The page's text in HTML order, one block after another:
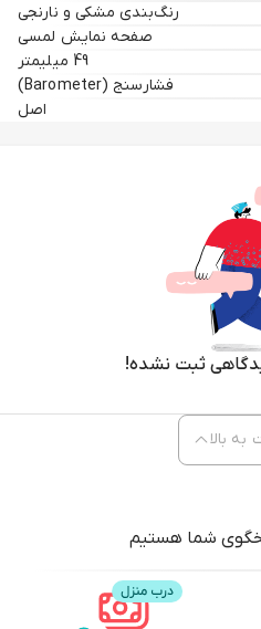
رنگ‌بندی مشکی و نارنجی
صفحه نمایش لمسی
49 میلیمتر
فشارسنج (Barometer)
اصل
ثبت نشده!
شما هستیم
به بالا